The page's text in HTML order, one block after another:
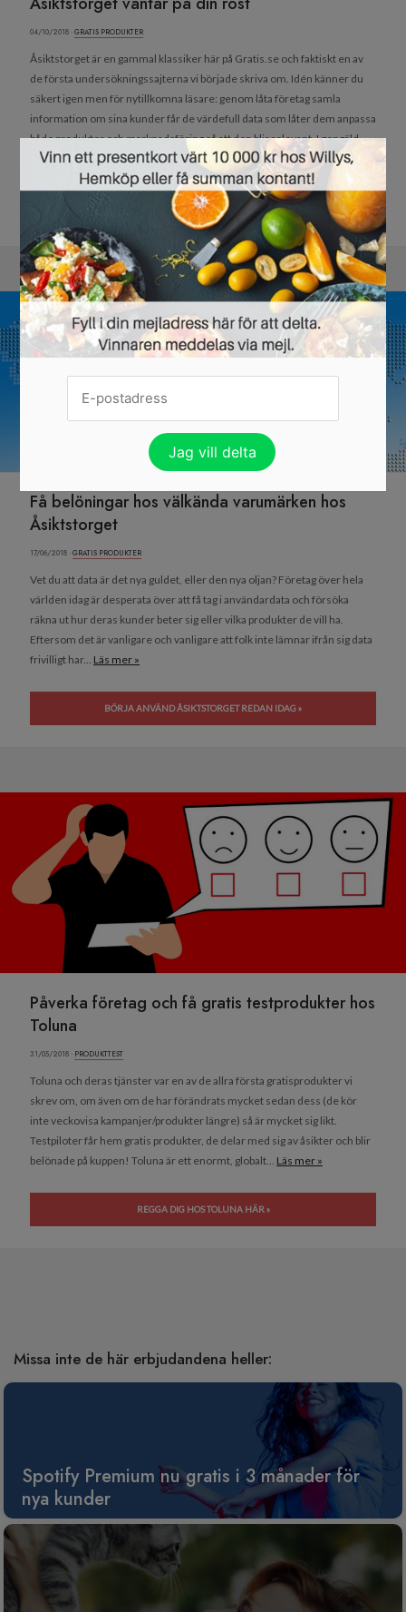
04/10/2018 ·GRATIS PRODUKTER
Åsiktstorget är en gammal klassiker här på Gratis.se och faktiskt en av
de första undersökningssajterna vi började skriva om. Idén känner du
säkert igen men för nytillkomna läsare: genom låta företag samla
information om sina kunder får de värdefull data som låter dem anpassa
både produkter och marknadsföring så att den blir relevant. I gengäld...
Läs mer »
BÖRJA PÅVERKA NU »
Få belöningar hos välkända varumärken hos
Åsiktstorget
17/06/2018 ·GRATIS PRODUKTER
Vet du att data är det nya guldet, eller den nya oljan? Företag över hela
världen idag är desperata över att få tag i användardata och försöka
räkna ut hur deras kunder beter sig eller vilka produkter de vill ha.
Eftersom det är vanligare och vanligare att folk inte lämnar ifrån sig data
frivilligt har... Läs mer »
BÖRJA ANVÄND ÅSIKTSTORGET REDAN IDAG »
Påverka företag och få gratis testprodukter hos
Toluna
31/05/2018 · PRODUKTTEST
Toluna och deras tjänster var en av de allra första gratisprodukter vi
skrev om, om även om de har förändrats mycket sedan dess (de kör
inte veckovisa kampanjer/produkter längre) så är mycket sig likt.
Testpiloter får hem gratis produkter, de delar med sig av åsikter och blir
belönade på kuppen! Toluna är ett enormt, globalt... Läs mer »
REGGA DIG HOS TOLUNA HÄR »
Missa inte de här erbjudandena heller:
Spotify Premium nu gratis i 3 månader för
nya kunder